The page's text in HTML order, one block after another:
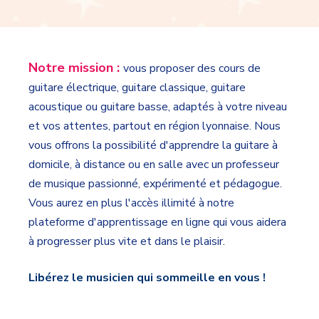
Notre mission : vous proposer des cours de
guitare électrique, guitare classique, guitare
acoustique ou guitare basse, adaptés à votre niveau
et vos attentes, partout en région lyonnaise. Nous
vous offrons la possibilité d'apprendre la guitare à
domicile, à distance ou en salle avec un professeur
de musique passionné, expérimenté et pédagogue.
Vous aurez en plus l'accès illimité à notre
plateforme d'apprentissage en ligne qui vous aidera
à progresser plus vite et dans le plaisir.
Libérez le musicien qui sommeille en vous !